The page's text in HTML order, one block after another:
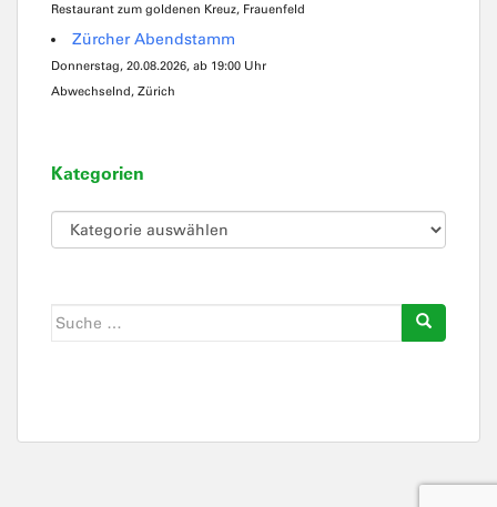
Restaurant zum goldenen Kreuz, Frauenfeld
Zürcher Abendstamm
Donnerstag, 20.08.2026, ab 19:00 Uhr
Abwechselnd, Zürich
Kategorien
Kategorien
Suche